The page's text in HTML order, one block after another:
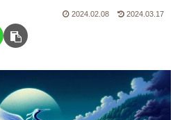
2024.02.08 2024.03.17